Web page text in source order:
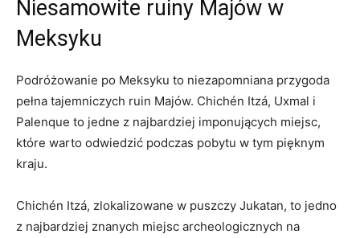
Niesamowite ruiny Majów w
Meksyku
Podróżowanie⁤ po Meksyku‍ to niezapomniana przygoda
pełna tajemniczych ‌ruin Majów. Chichén Itzá, Uxmal i
Palenque‌ to jedne ​z najbardziej imponujących miejsc,
które‌ warto odwiedzić podczas pobytu w⁣ tym pięknym
kraju.
Chichén Itzá, zlokalizowane ⁢w puszczy Jukatan, to jedno
z najbardziej znanych ⁤miejsc archeologicznych ‍na